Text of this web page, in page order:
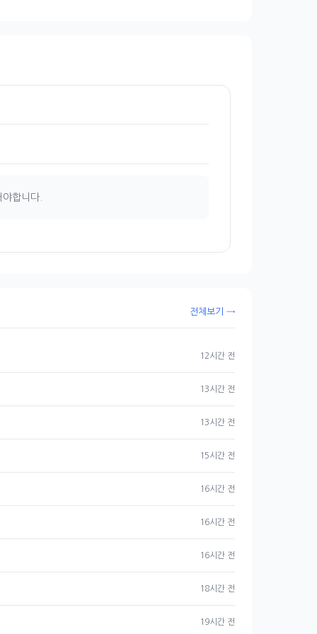
야합니다.
전체보기 →
12시간 전
13시간 전
13시간 전
15시간 전
16시간 전
16시간 전
16시간 전
18시간 전
19시간 전